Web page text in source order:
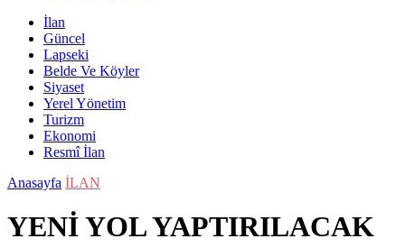
İlan
Güncel
Lapseki
Belde Ve Köyler
Siyaset
Yerel Yönetim
Turizm
Ekonomi
Resmî İlan
Anasayfa İLAN
YENİ YOL YAPTIRILACAK